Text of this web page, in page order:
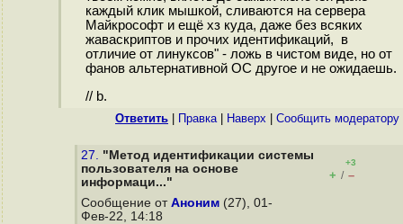
каждый клик мышкой, сливаются на сервера
Майкрософт и ещё хз куда, даже без всяких
жаваскриптов и прочих идентификаций, в
отличие от линуксов" - ложь в чистом виде, но от
фанов альтернативной ОС другое и не ожидаешь.
// b.
Ответить Правка| Наверх Cообщить модератору
27. "Метод идентификации системы
пользователя на основе
информаци..."
+3
+ / –
Сообщение от Аноним (27), 01-
Фев-22, 14:18